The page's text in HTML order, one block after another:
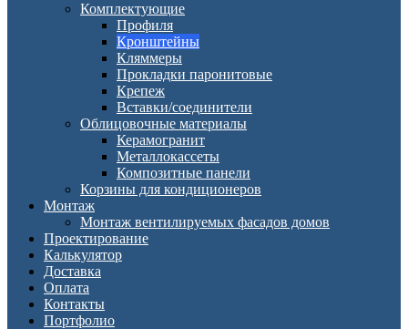
Комплектующие
Профиля
Кронштейны
Кляммеры
Прокладки паронитовые
Крепеж
Вставки/соединители
Облицовочные материалы
Керамогранит
Металлокассеты
Композитные панели
Корзины для кондиционеров
Монтаж
Монтаж вентилируемых фасадов домов
Проектирование
Калькулятор
Доставка
Оплата
Контакты
Портфолио